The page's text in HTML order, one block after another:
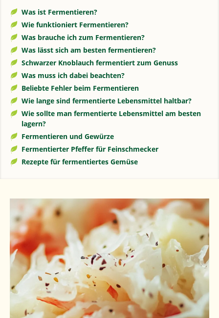
Was ist Fermentieren?
Wie funktioniert Fermentieren?
Was brauche ich zum Fermentieren?
Was lässt sich am besten fermentieren?
Schwarzer Knoblauch fermentiert zum Genuss
Was muss ich dabei beachten?
Beliebte Fehler beim Fermentieren
Wie lange sind fermentierte Lebensmittel haltbar?
Wie sollte man fermentierte Lebensmittel am besten
lagern?
Fermentieren und Gewürze
Fermentierter Pfeffer für Feinschmecker
Rezepte für fermentiertes Gemüse